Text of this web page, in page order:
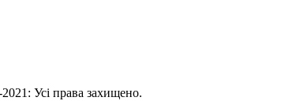
Усі права захищено.